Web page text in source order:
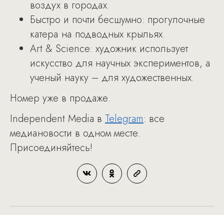
воздух в городах.
Быстро и почти бесшумно: прогулочные
катера на подводных крыльях.
Art & Science: художник использует
искусство для научных экспериментов, а
ученый науку – для художественных.
Номер уже в продаже.
Independent Media в Telegram: все
медиановости в одном месте.
Присоединяйтесь!